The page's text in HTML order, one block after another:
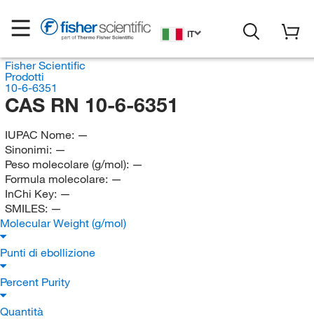
IT
Fisher Scientific
Prodotti
10-6-6351
CAS RN 10-6-6351
IUPAC Nome: —
Sinonimi: —
Peso molecolare (g/mol): —
Formula molecolare: —
InChi Key: —
SMILES: —
Molecular Weight (g/mol)
Punti di ebollizione
Percent Purity
Quantità